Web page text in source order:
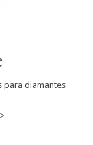
para diamantes